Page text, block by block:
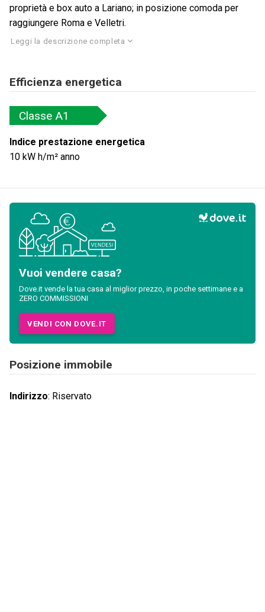
proprietà e box auto a Lariano; in posizione comoda per
raggiungere Roma e Velletri.
Leggi la descrizione completa
Efficienza energetica
Classe A1
Indice prestazione energetica
10 kW h/m² anno
Vuoi vendere casa?
Dove.it vende la tua casa al miglior prezzo, in poche settimane e a
ZERO COMMISSIONI
VENDI CON DOVE.IT
Posizione immobile
Indirizzo: Riservato